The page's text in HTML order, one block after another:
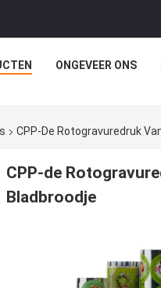
ONGEVEER ONS
CPP-De Rotogravuredruk
CPP-de
Bladbroodje